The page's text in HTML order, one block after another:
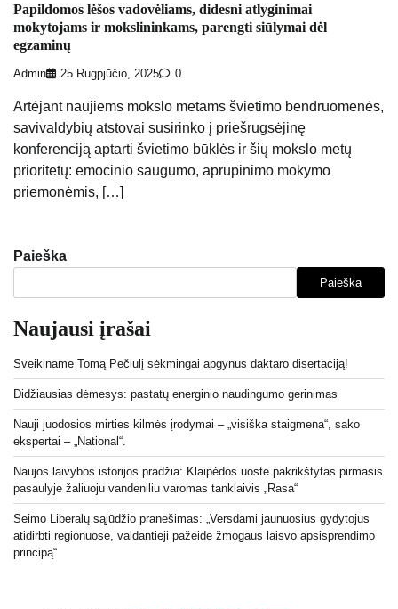
Papildomos lėšos vadovėliams, didesni atlyginimai
mokytojams ir mokslininkams, parengti siūlymai dėl
egzaminų
Admin 25 Rugpjūčio, 2025 0
Artėjant naujiems mokslo metams švietimo bendruomenės,
savivaldybių atstovai susirinko į priešrugsėjinę
konferenciją aptarti švietimo būklės ir šių mokslo metų
prioritetų: emocinio saugumo, aprūpinimo mokymo
priemonėmis, […]
Paieška
Paieška
Naujausi įrašai
Sveikiname Tomą Pečiulį sėkmingai apgynus daktaro disertaciją!
Didžiausias dėmesys: pastatų energinio naudingumo gerinimas
Nauji juodosios mirties kilmės įrodymai – „visiška staigmena“, sako
ekspertai – „National“.
Naujos laivybos istorijos pradžia: Klaipėdos uoste pakrikštytas pirmasis
pasaulyje žaliuoju vandeniliu varomas tanklaivis „Rasa“
Seimo Liberalų sąjūdžio pranešimas: „Versdami jaunuosius gydytojus
atidirbti regionuose, valdantieji pažeidė žmogaus laisvo apsisprendimo
principą“